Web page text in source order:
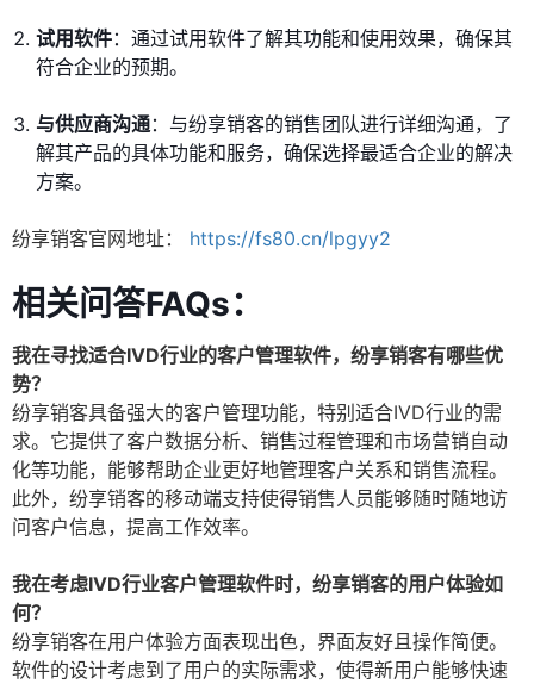
试用软件：通过试用软件了解其功能和使用效果，确保其
符合企业的预期。
与供应商沟通：与纷享销客的销售团队进行详细沟通，了
解其产品的具体功能和服务，确保选择最适合企业的解决
方案。
纷享销客官网地址： https://fs80.cn/lpgyy2
相关问答FAQs：
我在寻找适合IVD行业的客户管理软件，纷享销客有哪些优
势？
纷享销客具备强大的客户管理功能，特别适合IVD行业的需
求。它提供了客户数据分析、销售过程管理和市场营销自动
化等功能，能够帮助企业更好地管理客户关系和销售流程。
此外，纷享销客的移动端支持使得销售人员能够随时随地访
问客户信息，提高工作效率。
我在考虑IVD行业客户管理软件时，纷享销客的用户体验如
何？
纷享销客在用户体验方面表现出色，界面友好且操作简便。
软件的设计考虑到了用户的实际需求，使得新用户能够快速